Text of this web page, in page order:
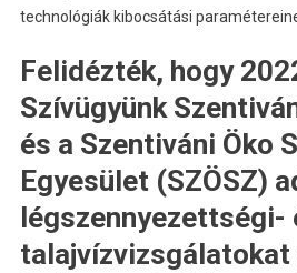
technológiák kibocsátási
Felidézték, hogy
Szívügyünk
és a Szentiváni Öko
Egyesület (SZÖSZ)
légszennyezettségi-